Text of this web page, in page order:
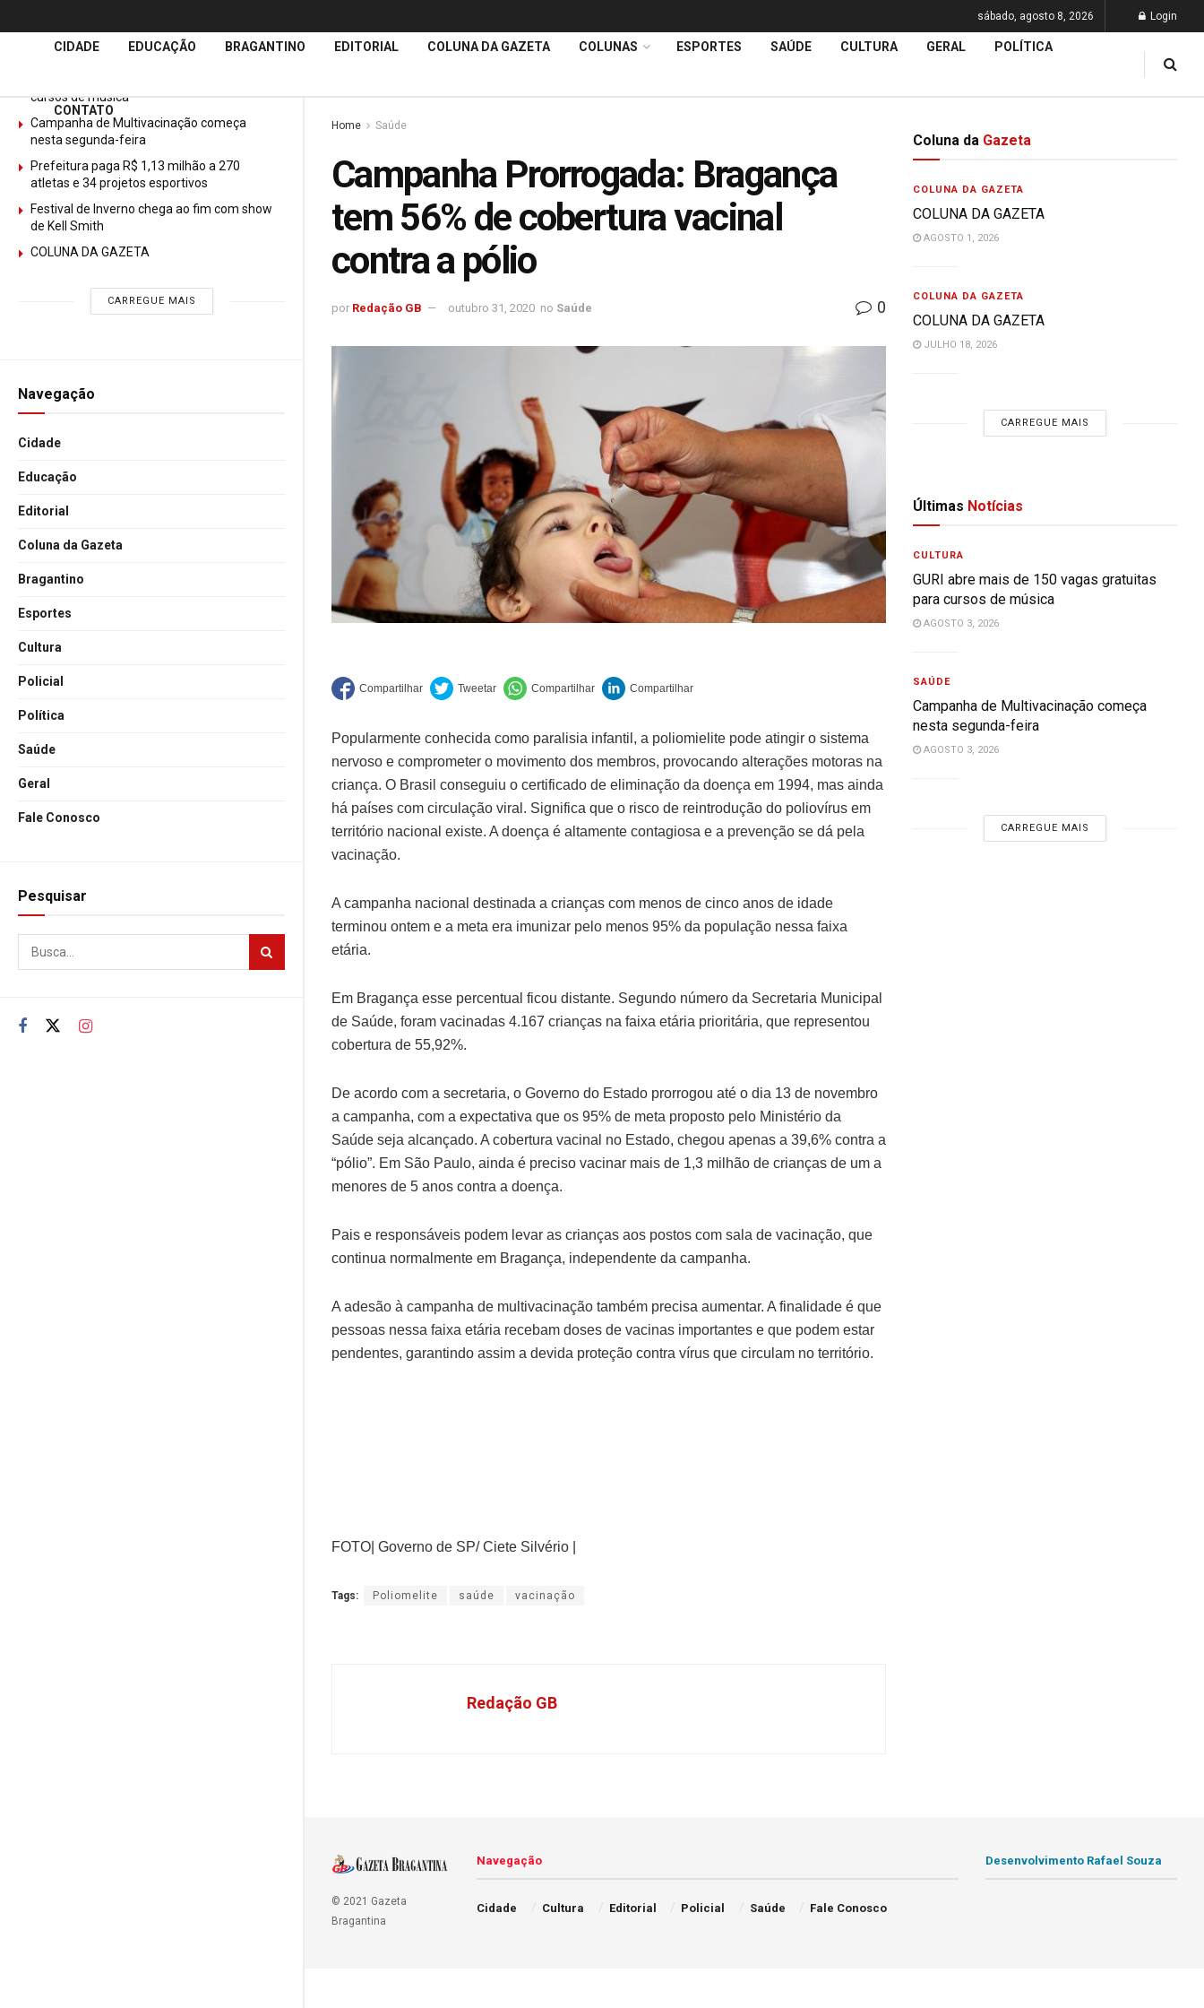
ÚltimasNotícias
cursos de música
Campanha de Multivacinação começa
nesta segunda-feira
Prefeitura paga R$ 1,13 milhão a 270
atletas e 34 projetos esportivos
Festival de Inverno chega ao fim com show
de Kell Smith
COLUNA DA GAZETA
CARREGUE MAIS
Navegação
Cidade
Educação
Editorial
Coluna da Gazeta
Bragantino
Esportes
Cultura
Policial
Política
Saúde
Geral
Fale Conosco
Pesquisar
sábado, agosto 8, 2026 Login
CIDADE EDUCAÇÃO BRAGANTINO EDITORIAL COLUNA DA GAZETA COLUNAS ESPORTES SAÚDE CULTURA GERAL POLÍTICA
CONTATO
Home Saúde
Campanha Prorrogada: Bragança
tem 56% de cobertura vacinal
contra a pólio
por Redação GB outubro 31, 2020 no Saúde 0
Popularmente conhecida como paralisia infantil, a poliomielite pode atingir o sistema
nervoso e comprometer o movimento dos membros, provocando alterações motoras na
criança. O Brasil conseguiu o certificado de eliminação da doença em 1994, mas ainda
há países com circulação viral. Significa que o risco de reintrodução do poliovírus em
território nacional existe. A doença é altamente contagiosa e a prevenção se dá pela
vacinação.
A campanha nacional destinada a crianças com menos de cinco anos de idade
terminou ontem e a meta era imunizar pelo menos 95% da população nessa faixa
etária.
Em Bragança esse percentual ficou distante. Segundo número da Secretaria Municipal
de Saúde, foram vacinadas 4.167 crianças na faixa etária prioritária, que representou
cobertura de 55,92%.
De acordo com a secretaria, o Governo do Estado prorrogou até o dia 13 de novembro
a campanha, com a expectativa que os 95% de meta proposto pelo Ministério da
Saúde seja alcançado. A cobertura vacinal no Estado, chegou apenas a 39,6% contra a
“pólio”. Em São Paulo, ainda é preciso vacinar mais de 1,3 milhão de crianças de um a
menores de 5 anos contra a doença.
Pais e responsáveis podem levar as crianças aos postos com sala de vacinação, que
continua normalmente em Bragança, independente da campanha.
A adesão à campanha de multivacinação também precisa aumentar. A finalidade é que
pessoas nessa faixa etária recebam doses de vacinas importantes e que podem estar
pendentes, garantindo assim a devida proteção contra vírus que circulam no território.
FOTO| Governo de SP/ Ciete Silvério |
Tags: Poliomelite saúde vacinação
Redação GB
Coluna da Gazeta
COLUNA DA GAZETA
COLUNA DA GAZETA
AGOSTO 1, 2026
COLUNA DA GAZETA
COLUNA DA GAZETA
JULHO 18, 2026
CARREGUE MAIS
Últimas Notícias
CULTURA
GURI abre mais de 150 vagas gratuitas
para cursos de música
AGOSTO 3, 2026
SAÚDE
Campanha de Multivacinação começa
nesta segunda-feira
AGOSTO 3, 2026
CARREGUE MAIS
© 2021 Gazeta
Bragantina
Navegação
Cidade Cultura Editorial Policial Saúde Fale Conosco
Desenvolvimento Rafael Souza